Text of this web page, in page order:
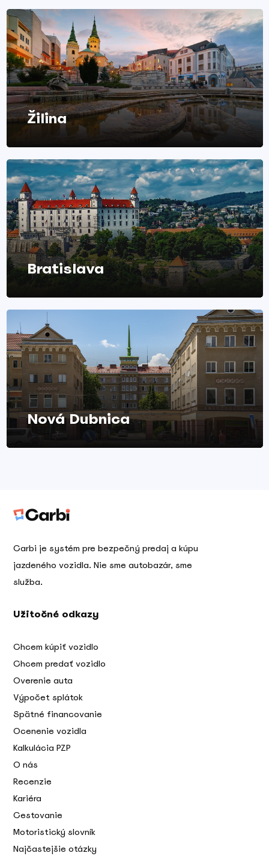
Žilina
Bratislava
Nová Dubnica
Carbi je systém pre bezpečný predaj a kúpu
jazdeného vozidla. Nie sme autobazár, sme
služba.
Užitočné odkazy
Chcem kúpiť vozidlo
Chcem predať vozidlo
Overenie auta
Výpočet splátok
Spätné financovanie
Ocenenie vozidla
Kalkulácia PZP
O nás
Recenzie
Kariéra
Cestovanie
Motoristický slovník
Najčastejšie otázky